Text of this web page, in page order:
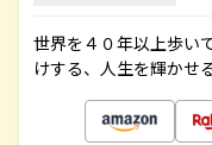
世界を４０年以上歩い
けする、人生を輝かせ